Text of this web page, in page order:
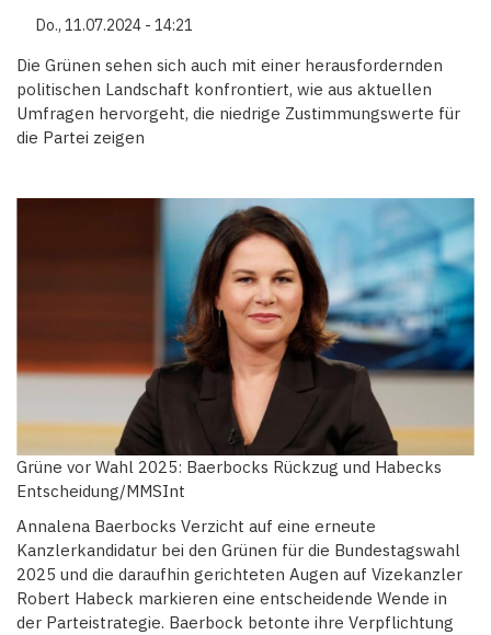
Do., 11.07.2024 - 14:21
Die Grünen sehen sich auch mit einer herausfordernden
politischen Landschaft konfrontiert, wie aus aktuellen
Umfragen hervorgeht, die niedrige Zustimmungswerte für
die Partei zeigen
Grüne vor Wahl 2025: Baerbocks Rückzug und Habecks
Entscheidung/MMSInt
Annalena Baerbocks Verzicht auf eine erneute
Kanzlerkandidatur bei den Grünen für die Bundestagswahl
2025 und die daraufhin gerichteten Augen auf Vizekanzler
Robert Habeck markieren eine entscheidende Wende in
der Parteistrategie. Baerbock betonte ihre Verpflichtung